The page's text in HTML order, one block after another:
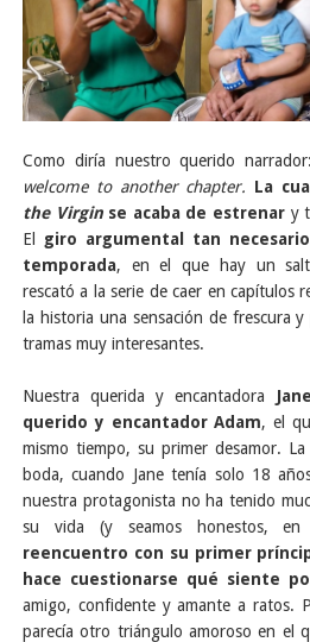
Como diría nuestro querido
welcome to another chapter. La
the Virgin se acaba de estrenar y
El giro argumental tan
temporada, en el que hay un
rescató a la serie de caer en capítulos
la historia una sensación de frescura
tramas muy interesantes.
Nuestra querida y encantadora
querido y encantador Adam, el
mismo tiempo, su primer desamor.
boda, cuando Jane tenía solo 18
nuestra protagonista no ha tenido
su vida (y seamos honestos,
reencuentro con su primer
hace cuestionarse qué siente
amigo, confidente y amante a ratos.
parecía otro triángulo amoroso en el